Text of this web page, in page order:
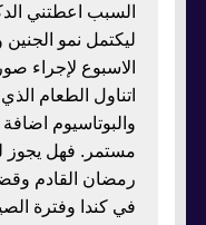
ليكتمل نمو
الاسبوع لإجراء
اتناول الطعام
والبوتاسيوم
مستمر. فهل يجوز
رمضان القادم